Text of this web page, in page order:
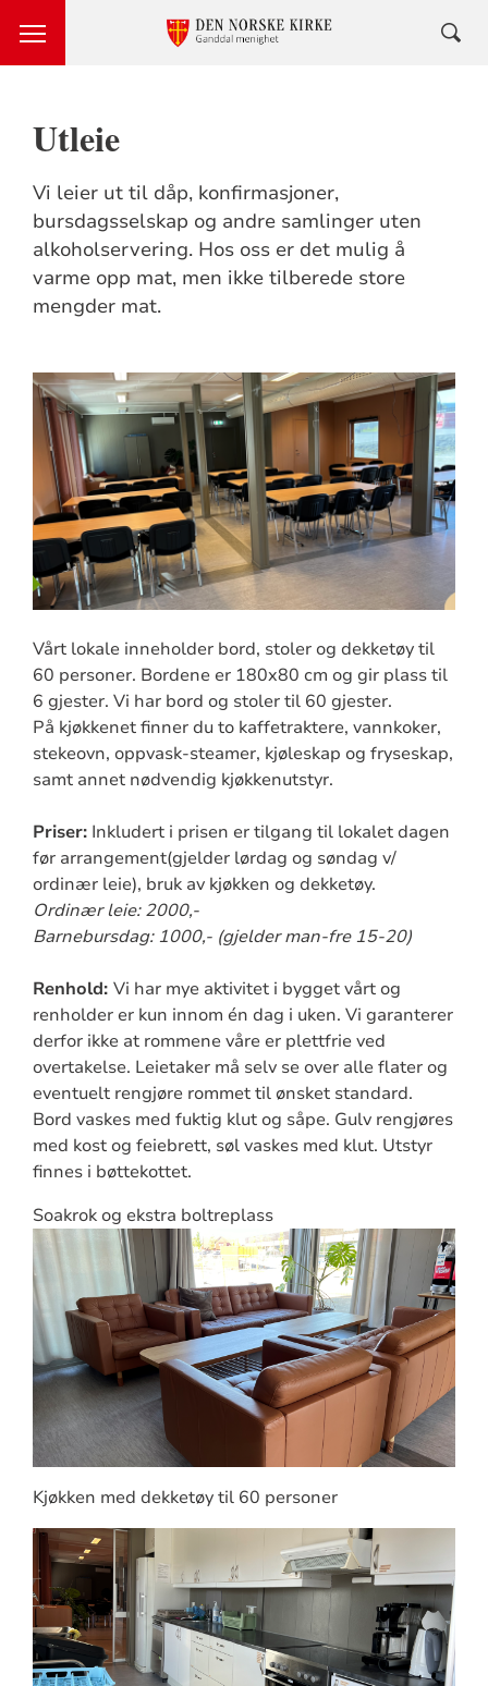
Utleie
Vi leier ut til dåp, konfirmasjoner,
bursdagsselskap og andre samlinger uten
alkoholservering. Hos oss er det mulig å
varme opp mat, men ikke tilberede store
mengder mat.
Vårt lokale inneholder bord, stoler og dekketøy til
60 personer. Bordene er 180x80 cm og gir plass til
6 gjester. Vi har bord og stoler til 60 gjester.
På kjøkkenet finner du to kaffetraktere, vannkoker,
stekeovn, oppvask-steamer, kjøleskap og fryseskap,
samt annet nødvendig kjøkkenutstyr.
Priser:Inkludert i prisen er tilgang til lokalet dagen
før arrangement(gjelder lørdag og søndag v/
ordinær leie), bruk av kjøkken og dekketøy.
Ordinær leie: 2000,-
Barnebursdag: 1000,- (gjelder man-fre 15-20)
Renhold: Vi har mye aktivitet i bygget vårt og
renholder er kun innom én dag i uken. Vi garanterer
derfor ikke at rommene våre er plettfrie ved
overtakelse. Leietaker må selv se over alle flater og
eventuelt rengjøre rommet til ønsket standard.
Bord vaskes med fuktig klut og såpe. Gulv rengjøres
med kost og feiebrett, søl vaskes med klut. Utstyr
finnes i bøttekottet.
Soakrok og ekstra boltreplass
Kjøkken med dekketøy til 60 personer